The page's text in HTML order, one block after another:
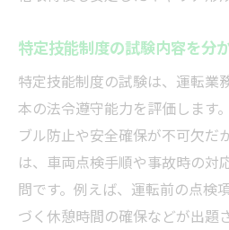
特定技能制度の試験内容を分
特定技能制度の試験は、運転業
本の法令遵守能力を評価します
ブル防止や安全確保が不可欠だ
は、車両点検手順や事故時の対
問です。例えば、運転前の点検
づく休憩時間の確保などが出題